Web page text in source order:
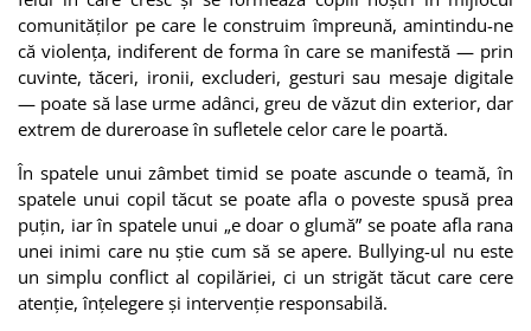
comunităților pe care le construim împreună, amintindu-ne
că violența, indiferent de forma în care se manifestă — prin
cuvinte, tăceri, ironii, excluderi, gesturi sau mesaje digitale
— poate să lase urme adânci, greu de văzut din exterior, dar
extrem de dureroase în sufletele celor care le poartă.
În spatele unui zâmbet timid se poate ascunde o teamă, în
spatele unui copil tăcut se poate afla o poveste spusă prea
puțin, iar în spatele unui „e doar o glumă” se poate afla rana
unei inimi care nu știe cum să se apere. Bullying-ul nu este
un simplu conflict al copilăriei, ci un strigăt tăcut care cere
atenție, înțelegere și intervenție responsabilă.